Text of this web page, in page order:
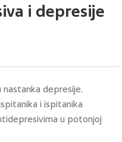
i depresije
depresije.
i ispitanika
u potonjoj